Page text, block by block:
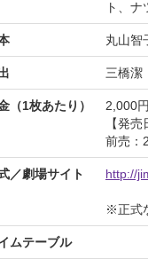
ト、ナ
丸山智
三橋潔
（1枚あたり）
2,000
【発売
前売：
／劇場サイト http://
※正式
ムテーブル